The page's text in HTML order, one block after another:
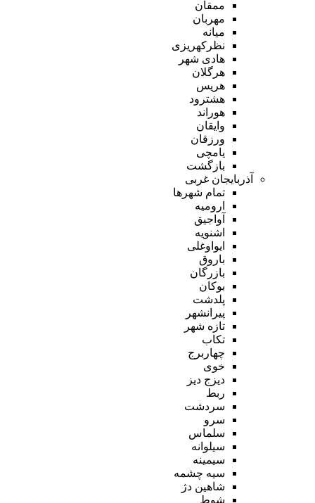
ممقان
مهربان
میانه
نظرکهریزی
هادی شهر
هرگلان
هریس
هشترود
هوراند
وایقان
ورزقان
یامچی
بازگشت
آذربایجان غربی
تمام شهر‌ها
ارومیه
آواجیق
اشنویه
ایواوغلی
باروق
بازرگان
بوکان
پلدشت
پیرانشهر
تازه شهر
تکاب
چهاربرج
خوی
دیزج دیز
ربط
سردشت
سرو
سلماس
سیلوانه
سیمینه
سیه چشمه
شاهین دژ
شوط